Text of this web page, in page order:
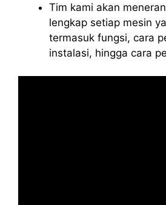
Tim kami akan
lengkap setiap mesin
termasuk fungsi, cara
instalasi, hingga cara